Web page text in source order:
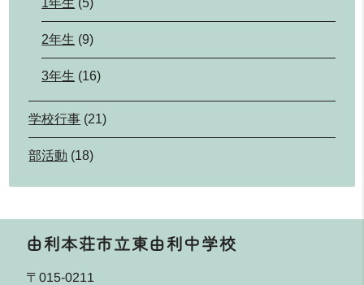
1年生 (5)
2年生 (9)
3年生 (16)
学校行事 (21)
部活動 (18)
由利本荘市立東由利中学校
〒015-0211